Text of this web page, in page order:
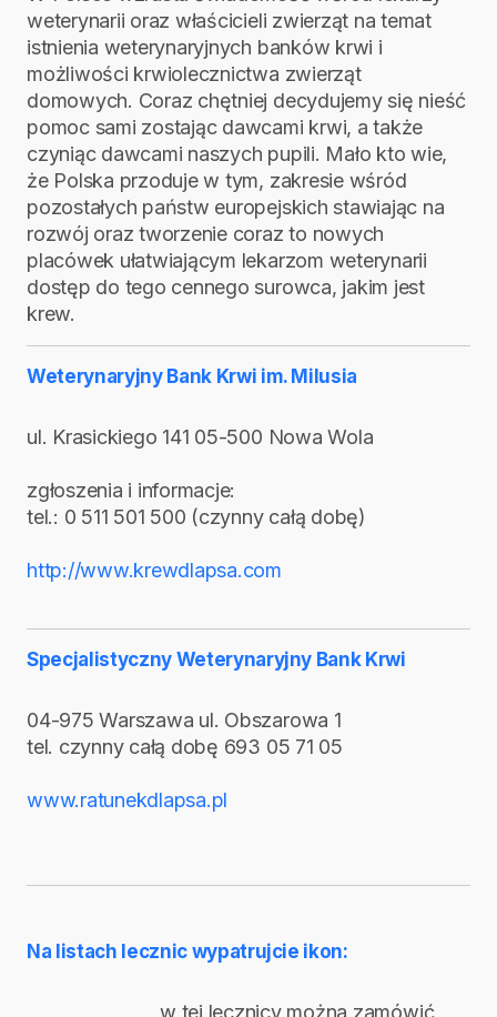
weterynarii oraz właścicieli zwierząt na temat
istnienia weterynaryjnych banków krwi i
możliwości krwiolecznictwa zwierząt
domowych. Coraz chętniej decydujemy się nieść
pomoc sami zostając dawcami krwi, a także
czyniąc dawcami naszych pupili. Mało kto wie,
że Polska przoduje w tym, zakresie wśród
pozostałych państw europejskich stawiając na
rozwój oraz tworzenie coraz to nowych
placówek ułatwiającym lekarzom weterynarii
dostęp do tego cennego surowca, jakim jest
krew.
Weterynaryjny Bank Krwi im. Milusia
ul. Krasickiego 141 05-500 Nowa Wola
zgłoszenia i informacje:
tel.: 0 511 501 500 (czynny całą dobę)
http://www.krewdlapsa.com
Specjalistyczny Weterynaryjny Bank Krwi
04-975 Warszawa ul. Obszarowa 1
tel. czynny całą dobę 693 05 71 05
www.ratunekdlapsa.pl
Na listach lecznic wypatrujcie ikon: